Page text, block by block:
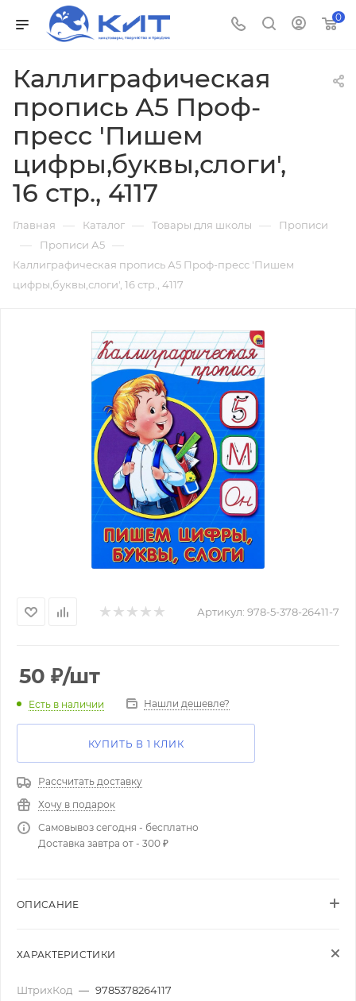
0
Каллиграфическая
пропись А5 Проф-
пресс 'Пишем
цифры,буквы,слоги',
16 стр., 4117
Главная — Каталог — Товары для школы — Прописи
— Прописи А5 —
Каллиграфическая пропись А5 Проф-пресс 'Пишем
цифры,буквы,слоги', 16 стр., 4117
Артикул: 978-5-378-26411-7
50 ₽/шт
Есть в наличии Нашли дешевле?
КУПИТЬ В 1 КЛИК
Рассчитать доставку
Хочу в подарок
Самовывоз сегодня - бесплатно
Доставка завтра от - 300 ₽
ОПИСАНИЕ
ХАРАКТЕРИСТИКИ
ШтрихКод — 9785378264117